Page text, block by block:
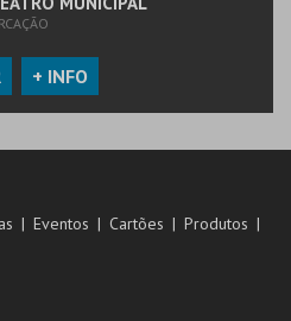
+ INFO
Eventos Cartões
Produtos